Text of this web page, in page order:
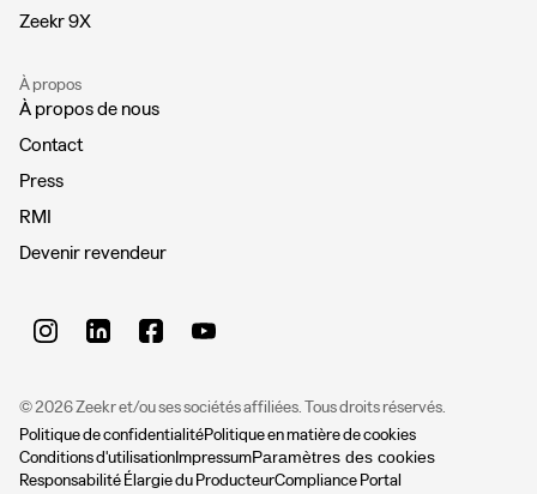
Zeekr 9X
À propos
À propos de nous
Contact
Press
RMI
Devenir revendeur
© 2026Zeekr et/ou ses sociétés affiliées. Tous droits réservés.
Politique de confidentialitéPolitique en matière de cookies
Conditions d'utilisationImpressumParamètres des cookies
Responsabilité Élargie du ProducteurCompliance Portal